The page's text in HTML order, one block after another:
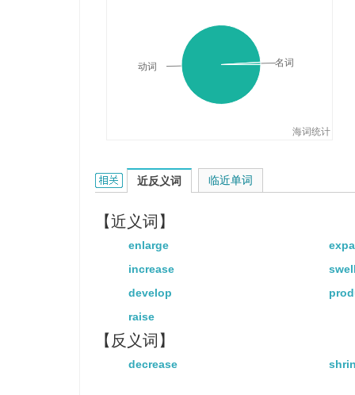
养，饲养（家畜）
这个地区过去大量种棉花。
She has a hot temper, but you
她脾气躁，但不久你就会喜欢她
海词统计
动词 名词
grow的相关资料：
近反义词
【近义词】
enlarge
increase
develop
raise
【反义词】
decrease
临近单词